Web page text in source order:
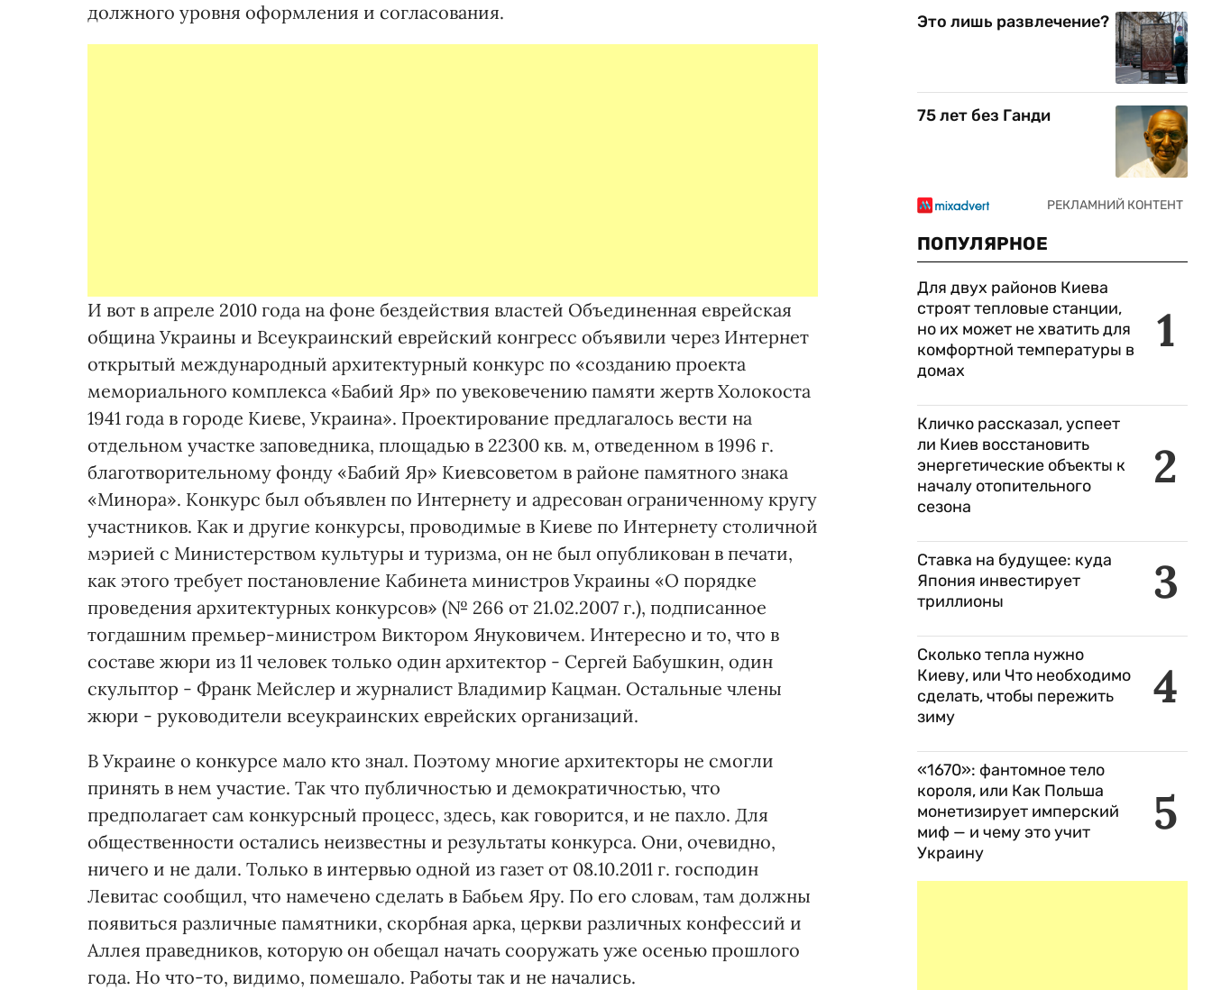
должного уровня оформления и согласования.
И вот в апреле 2010 года на фоне бездействия властей Объединенная еврейская
община Украины и Всеукраинский еврейский конгресс объявили через Интернет
открытый международный архитектурный конкурс по «созданию проекта
мемориального комплекса «Бабий Яр» по увековечению памяти жертв Холокоста
1941 года в городе Киеве, Украина». Проектирование предлагалось вести на
отдельном участке заповедника, площадью в 22300 кв. м, отведенном в 1996 г.
благотворительному фонду «Бабий Яр» Киевсоветом в районе памятного знака
«Минора». Конкурс был объявлен по Интернету и адресован ограниченному кругу
участников. Как и другие конкурсы, проводимые в Киеве по Интернету столичной
мэрией с Министерством культуры и туризма, он не был опубликован в печати,
как этого требует постановление Кабинета министров Украины «О порядке
проведения архитектурных конкурсов» (№ 266 от 21.02.2007 г.), подписанное
тогдашним премьер-министром Виктором Януковичем. Интересно и то, что в
составе жюри из 11 человек только один архитектор - Сергей Бабушкин, один
скульптор - Франк Мейслер и журналист Владимир Кацман. Остальные члены
жюри - руководители всеукраинских еврейских организаций.
В Украине о конкурсе мало кто знал. Поэтому многие архитекторы не смогли
принять в нем участие. Так что публичностью и демократичностью, что
предполагает сам конкурсный процесс, здесь, как говорится, и не пахло. Для
общественности остались неизвестны и результаты конкурса. Они, очевидно,
ничего и не дали. Только в интервью одной из газет от 08.10.2011 г. господин
Левитас сообщил, что намечено сделать в Бабьем Яру. По его словам, там должны
появиться различные памятники, скорбная арка, церкви различных конфессий и
Аллея праведников, которую он обещал начать сооружать уже осенью прошлого
года. Но что-то, видимо, помешало. Работы так и не начались.
Это лишь развлечение?
75 лет без Ганди
ПОПУЛЯРНОЕ
1
Для двух районов Киева
строят тепловые станции,
но их может не хватить для
комфортной температуры в
домах
2
Кличко рассказал, успеет
ли Киев восстановить
энергетические объекты к
началу отопительного
сезона
3
Ставка на будущее: куда
Япония инвестирует
триллионы
4
Сколько тепла нужно
Киеву, или Что необходимо
сделать, чтобы пережить
зиму
5
«1670»: фантомное тело
короля, или Как Польша
монетизирует имперский
миф — и чему это учит
Украину